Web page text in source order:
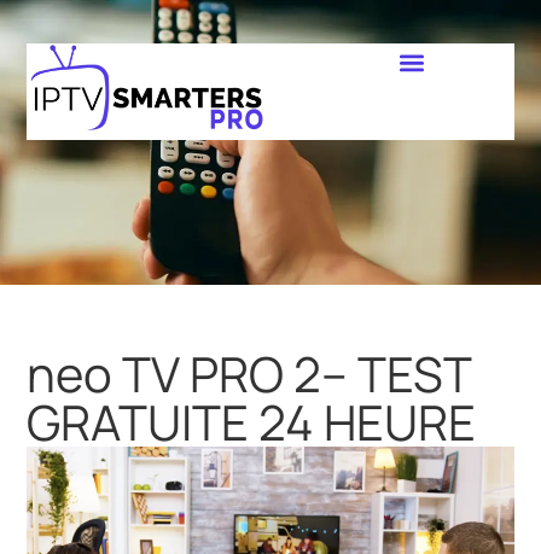
neo TV PRO 2– TEST
GRATUITE 24 HEURE